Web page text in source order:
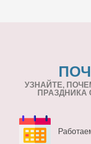
УЗНАЙТЕ,
ПРАЗДНИКА